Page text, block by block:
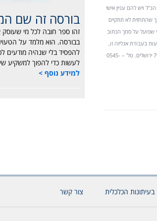
הנ"ל ויש להם עניין אישי
שהתחזית לא תתקיים
שפועל על סמך הכתוב
. אני מצהיר בזאת שהדעות המובעות בעבודת אנליזה זו,
משקפות נאמנה את דעותיי האישיות על ניירות הערך המסוקרים. בועז אילון,,MBA תטא 1 השקעות וניירות ערך בע"מ, דרך חברון 79 ירושלים. טל' – 0545-
בורסה זה שם
זהו ספר חובה לכל מי
בבורסה. הוא מלמד על
להפסיד בלי שנהיה מודעים
לעשות כדי להפוך למשקיע
למידע נוסף >
הכלכלית צור קשר